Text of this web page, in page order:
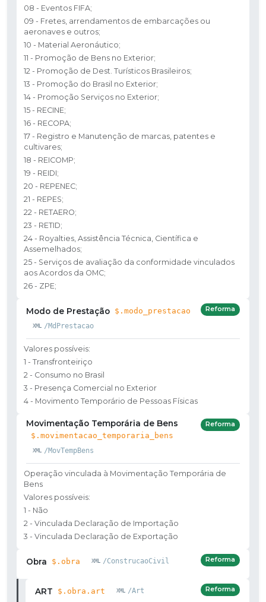
08 - Eventos FIFA;
09 - Fretes, arrendamentos de embarcações ou
aeronaves e outros;
10 - Material Aeronáutico;
11 - Promoção de Bens no Exterior;
12 - Promoção de Dest. Turísticos Brasileiros;
13 - Promoção do Brasil no Exterior;
14 - Promoção Serviços no Exterior;
15 - RECINE;
16 - RECOPA;
17 - Registro e Manutenção de marcas, patentes e
cultivares;
18 - REICOMP;
19 - REIDI;
20 - REPENEC;
21 - REPES;
22 - RETAERO;
23 - RETID;
24 - Royalties, Assistência Técnica, Científica e
Assemelhados;
25 - Serviços de avaliação da conformidade vinculados
aos Acordos da OMC;
26 - ZPE;
Modo de Prestação $.modo_prestacao
/MdPrestacao
Reforma
Valores possíveis:
1 - Transfronteiriço
2 - Consumo no Brasil
3 - Presença Comercial no Exterior
4 - Movimento Temporário de Pessoas Físicas
Movimentação Temporária de Bens
$.movimentacao_temporaria_bens
/MovTempBens
Reforma
Operação vinculada à Movimentação Temporária de
Bens
Valores possíveis:
1 - Não
2 - Vinculada Declaração de Importação
3 - Vinculada Declaração de Exportação
Obra $.obra /ConstrucaoCivil Reforma
ART $.obra.art /Art Reforma